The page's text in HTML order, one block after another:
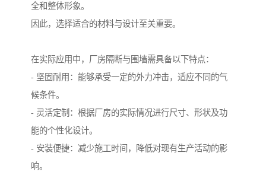
全和整体形象。
因此，选择适合的材料与设计至关重要。
在实际应用中，厂房隔断与围墙需具备以下特点：
- 坚固耐用：能够承受一定的外力冲击，适应不同的气
候条件。
- 灵活定制：根据厂房的实际情况进行尺寸、形状及功
能的个性化设计。
- 安装便捷：减少施工时间，降低对现有生产活动的影
响。